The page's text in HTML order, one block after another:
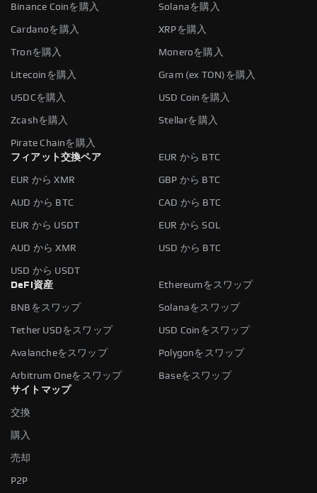
Binance Coinを購入 Solanaを購入
Cardanoを購入 XRPを購入
Tronを購入 Moneroを購入
Litecoinを購入 Gram (ex TON)を購入
USDCを購入 USD Coinを購入
Zcashを購入 Stellarを購入
Pirate Chainを購入
フィアット交換ペア
EUR から BTC
EUR から XMR GBP から BTC
AUD から BTC CAD から BTC
EUR から USDT EUR から SOL
AUD から XMR USD から BTC
USD から USDT
DeFi資産
Ethereumをスワップ
BNBをスワップ Solanaをスワップ
Tether USDをスワップ USD Coinをスワップ
Avalancheをスワップ Polygonをスワップ
Arbitrum Oneをスワップ
Baseをスワップ
サイトマップ
交換
購入
売却
P2P